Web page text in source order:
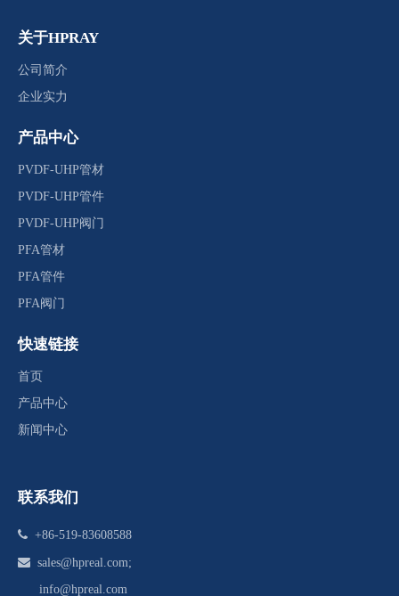
关于HPRAY
公司简介
企业实力
产品中心
PVDF-UHP管材
PVDF-UHP管件
PVDF-UHP阀门
PFA管材
PFA管件
PFA阀门
快速链接
首页
产品中心
新闻中心
联系我们
 +86-519-83608588
 sales@hpreal.com;
info@hpreal.com